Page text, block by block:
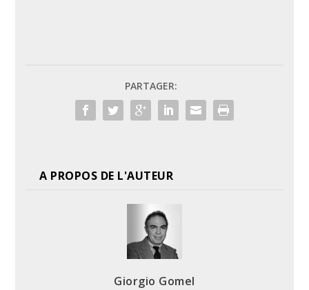
PARTAGER:
A PROPOS DE L'AUTEUR
Giorgio Gomel